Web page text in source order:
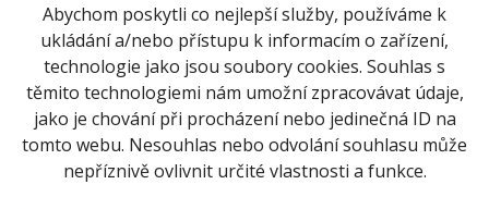
Abychom poskytli co nejlepší služby, používáme k
ukládání a/nebo přístupu k informacím o zařízení,
technologie jako jsou soubory cookies. Souhlas s
těmito technologiemi nám umožní zpracovávat údaje,
jako je chování při procházení nebo jedinečná ID na
tomto webu. Nesouhlas nebo odvolání souhlasu může
nepříznivě ovlivnit určité vlastnosti a funkce.
Vystoupení obou jedinečných odborníků bude
v anglickém jazyce, překlad do češtiny zajištěn.
Vstupenky na setkání s těmi, kteří hýbou
vesmírem, získáte na
www.hvezdarna.cz/program .